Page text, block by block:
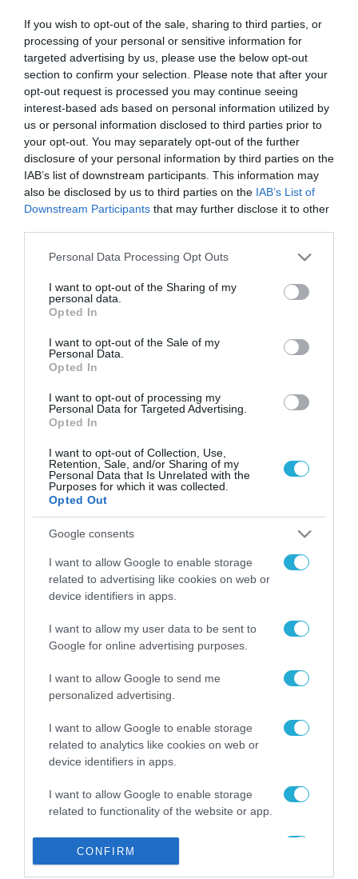
If you wish to opt-out of the sale, sharing to third parties, or
processing of your personal or sensitive information for
targeted advertising by us, please use the below opt-out
section to confirm your selection. Please note that after your
opt-out request is processed you may continue seeing
interest-based ads based on personal information utilized by
us or personal information disclosed to third parties prior to
your opt-out. You may separately opt-out of the further
disclosure of your personal information by third parties on the
IAB’s list of downstream participants. This information may
also be disclosed by us to third parties on the IAB’s List of
Downstream Participants that may further disclose it to other
Please note that this website/app uses one or more Google
not limited to your visit or usage behaviour. You may click to
grant or deny consent to Google and its third-party tags to
use your data for below specified purposes in below Google
consent section.
Personal Data Processing Opt Outs
I want to opt-out of the Sharing of my
personal data.
Opted In
I want to opt-out of the Sale of my
Personal Data.
Opted In
I want to opt-out of processing my
Personal Data for Targeted Advertising.
Opted In
I want to opt-out of Collection, Use,
Retention, Sale, and/or Sharing of my
Personal Data that Is Unrelated with the
Purposes for which it was collected.
Opted Out
Google consents
I want to allow Google to enable storage
related to advertising like cookies on web or
device identifiers in apps.
I want to allow my user data to be sent to
Google for online advertising purposes.
I want to allow Google to send me
personalized advertising.
I want to allow Google to enable storage
related to analytics like cookies on web or
device identifiers in apps.
I want to allow Google to enable storage
related to functionality of the website or app.
related to personalization.
CONFIRM
ΡΟΗ ΕΙΔΗΣΕΩΝ
Το χρηματοδοτούμενο
από την ΕΕ έργο “The
ενισχύει την ασφάλεια
των παιδιών στο
διαδίκτυο
31.07.2026
για τα πρόστιμα σε
παραβάσεις που
αφορούν τους ΦΗΜ
Σ. Καλαφάτης: «Η
δεν είναι απλώς μια
νέα τεχνολογία, είναι
μια νέα βιομηχανική
31.07.2026
Νέος οδηγός του ΕΚΤ
για τη χρηματοδότηση
των ελληνικών
επιχειρήσεων στον
χώρο της άμυνας
31.07.2026